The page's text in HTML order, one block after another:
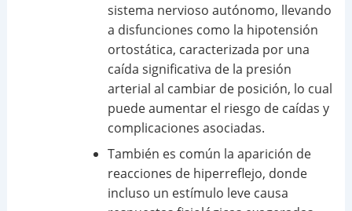
sistema nervioso autónomo, llevando
a disfunciones como la hipotensión
ortostática, caracterizada por una
caída significativa de la presión
arterial al cambiar de posición, lo cual
puede aumentar el riesgo de caídas y
complicaciones asociadas.
También es común la aparición de
reacciones de hiperreflejo, donde
incluso un estímulo leve causa